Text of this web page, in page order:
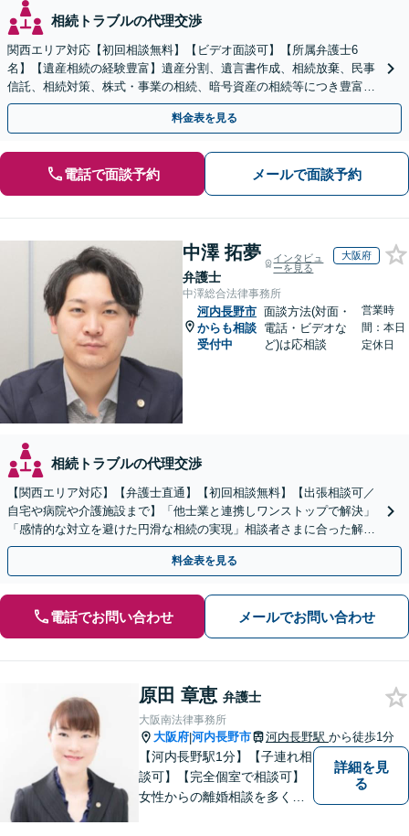
相続トラブルの代理交渉
関西エリア対応【初回相談無料】【ビデオ面談可】【所属弁護士6
名】【遺産相続の経験豊富】遺産分割、遺言書作成、相続放棄、民事
信託、相続対策、株式・事業の相続、暗号資産の相続等につき豊富な
対応実績。【バリアフリー】【完全個室対応】
料金表を見る
電話で面談予約 メールで面談予約
中澤 拓夢
弁護士
インタビュ
ーを見る
大阪府
中澤総合法律事務所
河内長野市
からも相談
受付中
面談方法(対面・
電話・ビデオな
ど)は応相談
営業時
間：本日
定休日
相続トラブルの代理交渉
【関西エリア対応】【弁護士直通】【初回相談無料】【出張相談可／
自宅や病院や介護施設まで】「他士業と連携しワンストップで解決」
「感情的な対立を避けた円滑な相続の実現」相談者さまに合った解決
のプランをご提案
料金表を見る
電話でお問い合わせ メールでお問い合わせ
原田 章恵 弁護士
大阪南法律事務所
大阪府|河内長野市 河内長野駅 から徒歩1分
【河内長野駅1分】【子連れ相
談可】【完全個室で相談可】
女性からの離婚相談を多くご
詳細を見
る